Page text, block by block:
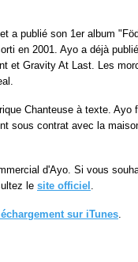
a publié son 1er album
en 2001. Ayo a déjà
et Gravity At Last. Les
Chanteuse à texte. Ayo
sous contrat avec la
d'Ayo. Si vous
le site officiel .
sur iTunes.